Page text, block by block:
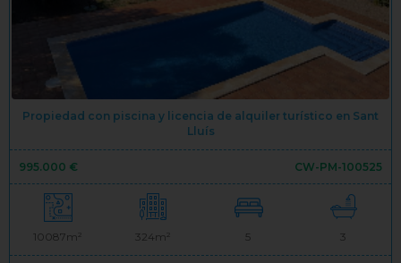
Propiedad con piscina y licencia de alquiler turístico en Sant
Lluís
995.000 € CW-PM-100525
10087m² 324m² 5 3